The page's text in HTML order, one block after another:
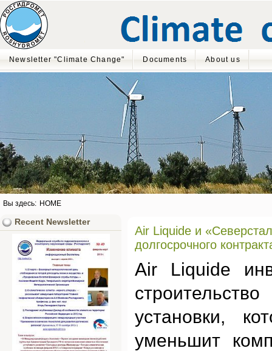
Newsletter "Climate Change" Documents About us
Вы здесь: HOME
Air Liquide и
долгосрочного
Air Liquide
установки,
уменьшит
Recent Newsletter